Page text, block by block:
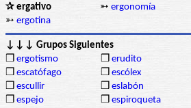
✰ ergativo
➳ ergonomía
➳ ergotina
↓↓↓ Grupos Siguientes
❒ ergotismo ❒ erudito
❒ escatófago ❒ escólex
❒ escullir ❒ eslabón
❒ espejo ❒ espiroqueta